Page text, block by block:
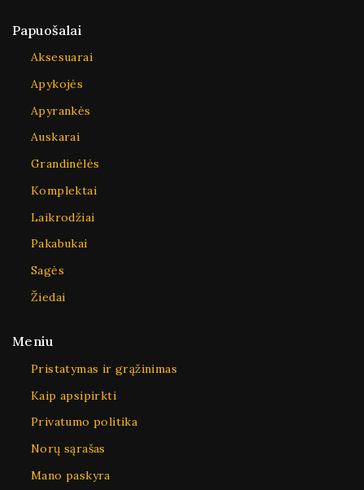
Papuošalai
Aksesuarai
Apykojės
Apyrankės
Auskarai
Grandinėlės
Komplektai
Laikrodžiai
Pakabukai
Sagės
Žiedai
Meniu
Pristatymas ir grąžinimas
Kaip apsipirkti
Privatumo politika
Norų sąrašas
Mano paskyra